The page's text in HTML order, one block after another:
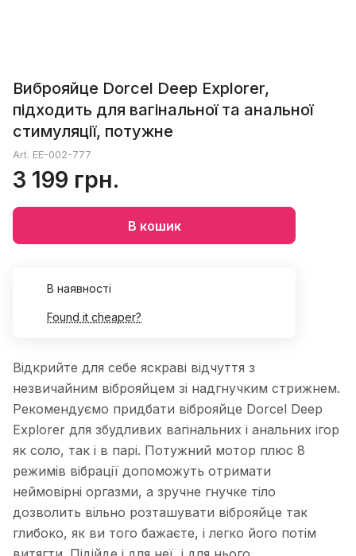
Виброяйце Dorcel Deep Explorer,
підходить для вагінальної та анальної
стимуляції, потужне
Art. EE-002-777
3 199 грн.
В кошик
В наявності
Found it cheaper?
Відкрийте для себе яскраві відчуття з
незвичайним віброяйцем зі надгнучким стрижнем.
Рекомендуємо придбати віброяйце Dorcel Deep
Explorer для збудливих вагінальних і анальних ігор
як соло, так і в парі. Потужний мотор плюс 8
режимів вібрації допоможуть отримати
неймовірні оргазми, а зручне гнучке тіло
дозволить вільно розташувати віброяйце так
глибоко, як ви того бажаєте, і легко його потім